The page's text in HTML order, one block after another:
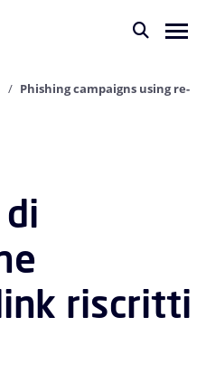
Phishing campaigns using re-
riscritti